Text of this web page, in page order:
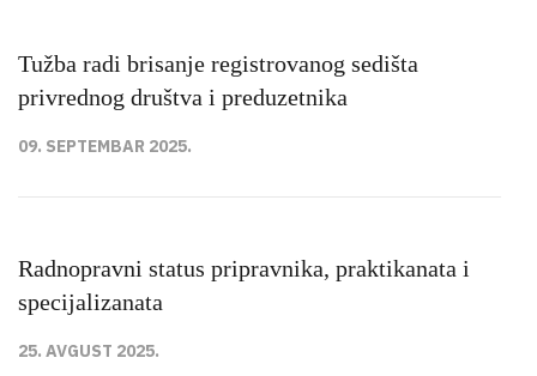
Tužba radi brisanje registrovanog sedišta
privrednog društva i preduzetnika
09. SEPTEMBAR 2025.
Radnopravni status pripravnika, praktikanata i
specijalizanata
25. AVGUST 2025.